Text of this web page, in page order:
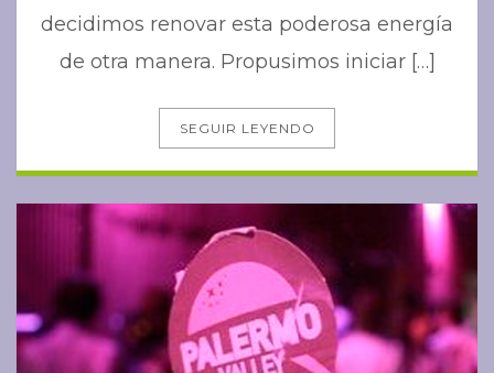
decidimos renovar esta poderosa energía
de otra manera. Propusimos iniciar […]
SEGUIR LEYENDO